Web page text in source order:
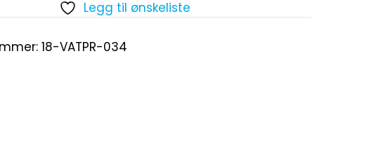
Legg til ønskeliste
18-VATPR-034